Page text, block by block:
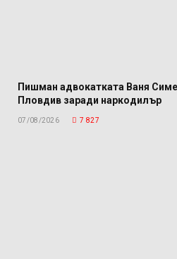
Пишман адвокатката Ваня
Пловдив заради наркодилър
07/08/2026 7 827